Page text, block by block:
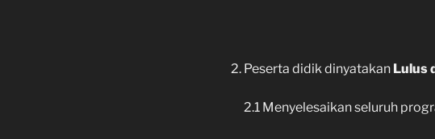
Peserta didik dinyatakan Lulus
2.1 Menyelesaikan seluruh